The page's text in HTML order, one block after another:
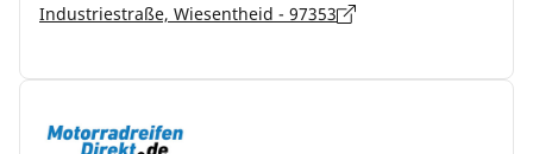
Industriestraße, Wiesentheid - 97353